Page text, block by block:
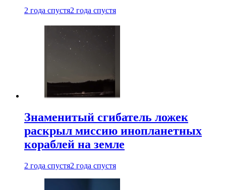
2 года спустя2 года спустя
Знаменитый сгибатель ложек
раскрыл миссию инопланетных
кораблей на земле
2 года спустя2 года спустя